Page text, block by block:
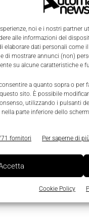
noi e i nostri partner
alle informazioni del
elaborare dati personali
di mostrare annunci (non)
su alcune caratteristiche e
a quanto sopra o per
sito. È possibile
utilizzando i pulsanti
parte inferiore dello
fornitori Per saperne di
Cookie Policy